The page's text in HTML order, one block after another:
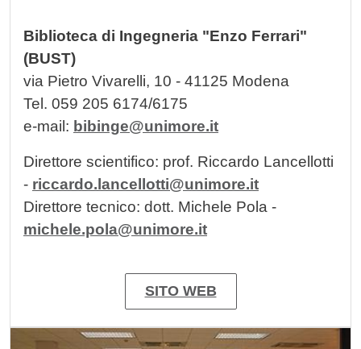
Biblioteca di Ingegneria "Enzo Ferrari"
(BUST)
via Pietro Vivarelli, 10 - 41125 Modena
Tel. 059 205 6174/6175
e-mail: bibinge@unimore.it
Direttore scientifico: prof. Riccardo Lancellotti
- riccardo.lancellotti@unimore.it
Direttore tecnico: dott. Michele Pola -
michele.pola@unimore.it
SITO WEB
Image